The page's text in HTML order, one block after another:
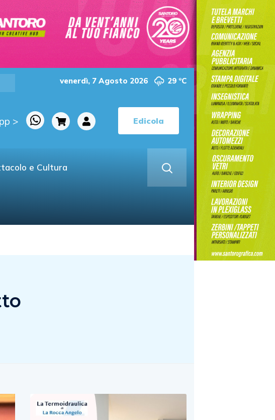
venerdì, 7 Agosto 2026 29 °C
> Edicola
e Cultura